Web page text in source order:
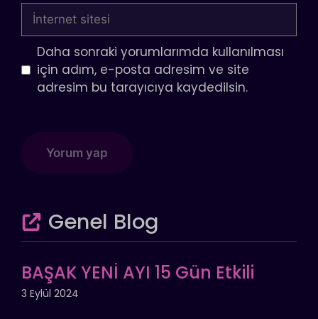
İnternet
sitesi
Daha sonraki yorumlarımda kullanılması
için adım, e-posta adresim ve site
adresim bu tarayıcıya kaydedilsin.
Genel Blog
BAŞAK YENİ AYI 15 Gün Etkili
3 Eylül 2024